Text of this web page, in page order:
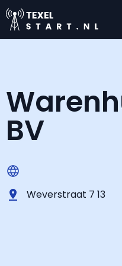
BV
Weverstraat 7 13